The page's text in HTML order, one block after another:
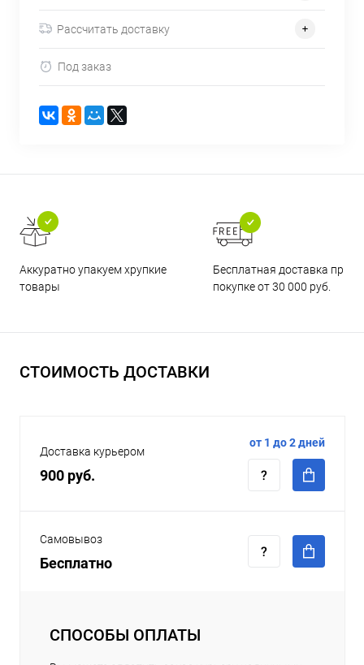
Рассчитать доставку
Под заказ
Аккуратно упакуем хрупкие
товары
Бесплатная доставка при
покупке от 30 000 руб.
СТОИМОСТЬ ДОСТАВКИ
Доставка курьером
900 руб.
от 1 до 2 дней
Самовывоз
Бесплатно
СПОСОБЫ ОПЛАТЫ